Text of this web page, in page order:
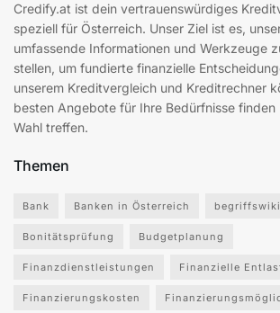
Credify.at ist dein vertrauenswürdiges
speziell für Österreich. Unser Ziel ist es,
umfassende Informationen und Werkzeuge
stellen, um fundierte finanzielle
unserem Kreditvergleich und Kreditrechner
besten Angebote für Ihre Bedürfnisse
Wahl treffen.
Themen
Bank Banken in Österreich begriffswiki
Bonitätsprüfung Budgetplanung
Finanzdienstleistungen Finanzielle
Finanzierungskosten